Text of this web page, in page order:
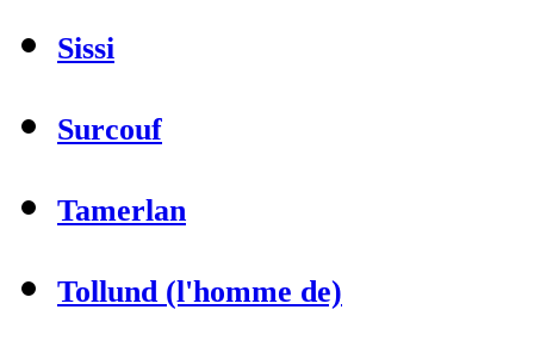
Sissi
Surcouf
Tamerlan
Tollund (l'homme de)